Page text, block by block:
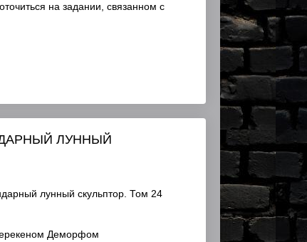
на задании, связанном с
ЛУННЫЙ
лунный скульптор. Том 24
Деморфом